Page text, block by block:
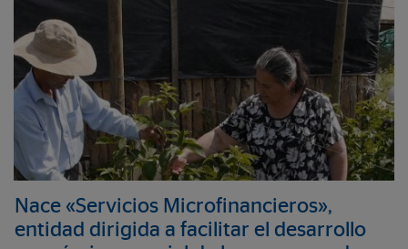
Nace «Servicios Microfinancieros»,
entidad dirigida a facilitar el desarrollo